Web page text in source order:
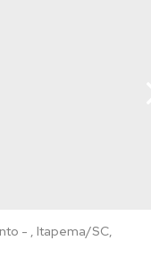
, Itapema
,